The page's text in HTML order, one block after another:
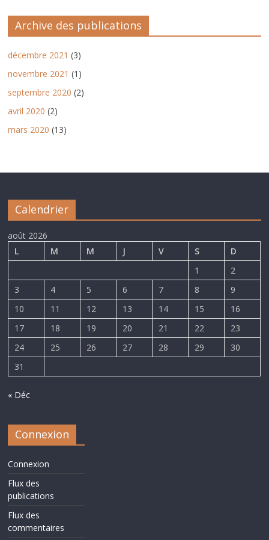
Archive des publications
décembre 2021 (3)
novembre 2021 (1)
septembre 2020 (2)
avril 2020 (2)
mars 2020 (13)
Calendrier
août 2026
L
M M J V S
D
1
2
3
4 5 6 7 8
9
10
11 12 13 14 15
16
17
18 19 20 21 22
23
24
25 26 27 28 29
30
31
« Déc
Connexion
Connexion
Flux des
publications
Flux des
commentaires